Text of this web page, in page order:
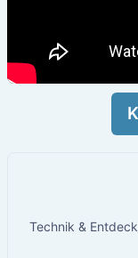
Technik &